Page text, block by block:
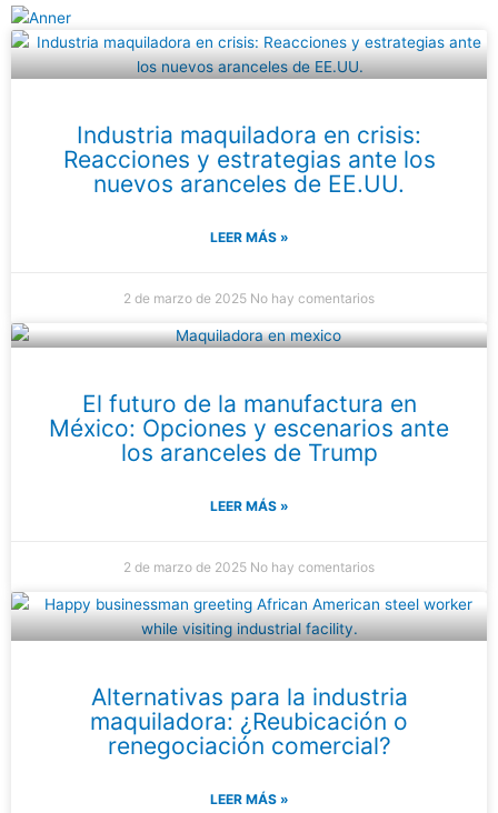
Industria maquiladora en crisis:
Reacciones y estrategias ante los
nuevos aranceles de EE.UU.
LEER MÁS »
2 de marzo de 2025 No hay comentarios
El futuro de la manufactura en
México: Opciones y escenarios ante
los aranceles de Trump
LEER MÁS »
2 de marzo de 2025 No hay comentarios
Alternativas para la industria
maquiladora: ¿Reubicación o
renegociación comercial?
LEER MÁS »